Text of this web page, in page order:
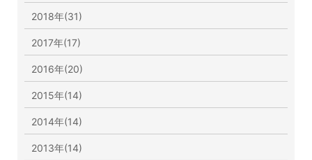
2018年(31)
2017年(17)
2016年(20)
2015年(14)
2014年(14)
2013年(14)